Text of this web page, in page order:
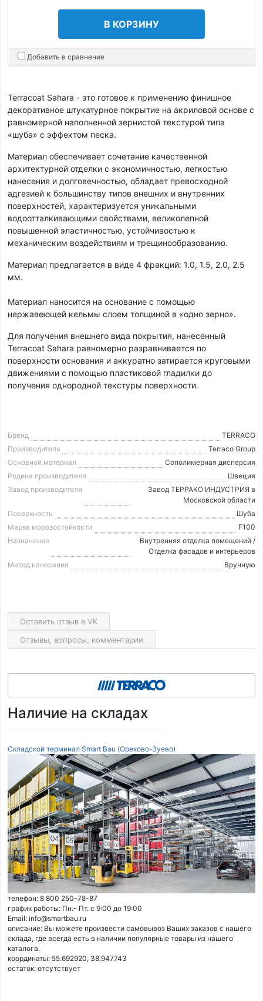
В КОРЗИНУ
Добавить в сравнение
Terracoat Sahara - это готовое к применению финишное
декоративное штукатурное покрытие на акриловой основе с
равномерной наполненной зернистой текстурой типа
«шуба» с эффектом песка.
Материал обеспечивает сочетание качественной
архитектурной отделки с экономичностью, легкостью
нанесения и долговечностью, обладает превосходной
адгезией к большинству типов внешних и внутренних
поверхностей, характеризуется уникальными
водоотталкивающими свойствами, великолепной
повышенной эластичностью, устойчивостью к
механическим воздействиям и трещинообразованию.
Материал предлагается в виде 4 фракций: 1.0, 1.5, 2.0, 2.5
мм.
Материал наносится на основание с помощью
нержавеющей кельмы слоем толщиной в «одно зерно».
Для получения внешнего вида покрытия, нанесенный
Terracoat Sahara равномерно разравнивается по
поверхности основания и аккуратно затирается круговыми
движениями с помощью пластиковой гладилки до
получения однородной текстуры поверхности.
Бренд
TERRACO
Производитель
Terraco Group
Основной материал
Cополимерная дисперсия
Родина производителя
Швеция
Завод производителя
Завод ТЕРРАКО ИНДУСТРИЯ в
Московской области
Поверхность
Шуба
Марка морозостойкости
F100
Назначение
Внутренняя отделка помещений /
Отделка фасадов и интерьеров
Метод нанесения
Вручную
Оставить отзыв в VK
Отзывы, вопросы, комментарии
Наличие на складах
Складской терминал Smart Bau (Орехово-Зуево)
телефон: 8 800 250-78-87
график работы: Пн.- Пт. с 9:00 до 19:00
Email: info@smartbau.ru
описание: Вы можете произвести самовывоз Ваших заказов с нашего
склада, где всегда есть в наличии популярные товары из нашего
каталога.
координаты: 55.692920, 38.947743
остаток: отсутствует